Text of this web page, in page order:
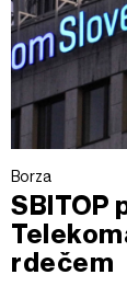
Borza
SBITOP
rdečem